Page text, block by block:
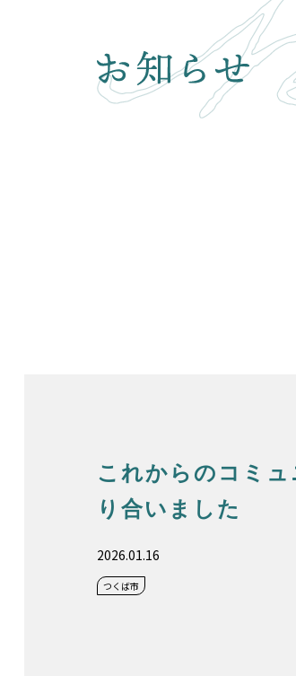
これからのコミ
り合いました
2026.01.16
つくば市